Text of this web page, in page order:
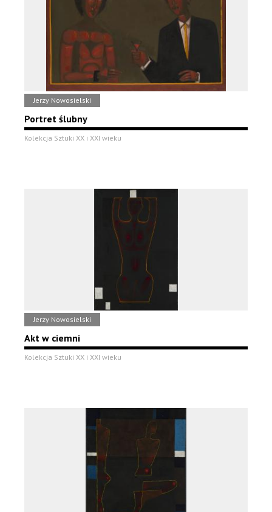
Jerzy Nowosielski
Portret ślubny
Kolekcja Sztuki XX i XXI wieku
Jerzy Nowosielski
Akt w ciemni
Kolekcja Sztuki XX i XXI wieku